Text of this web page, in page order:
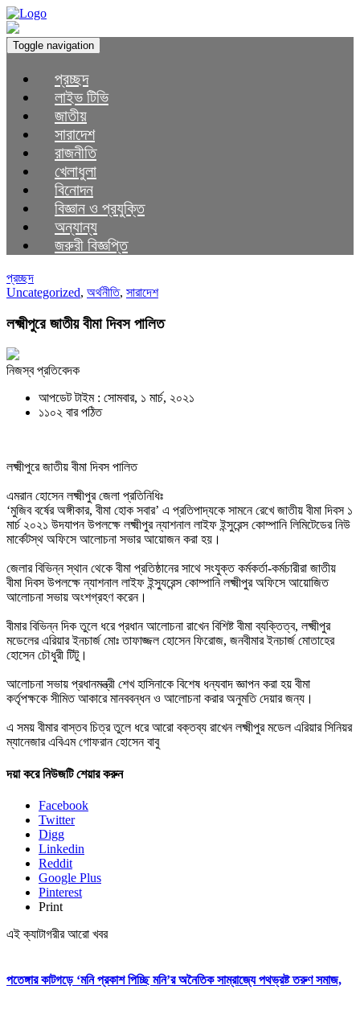
Toggle navigation
প্রচ্ছদ
লাইভ টিভি
জাতীয়
সারাদেশ
রাজনীতি
খেলাধুলা
বিনোদন
বিজ্ঞান ও প্রযুক্তি
অন্যান্য
জরুরী বিজ্ঞপ্তি
প্রচ্ছদ
Uncategorized, অর্থনীতি, সারাদেশ
লক্ষ্মীপুরে জাতীয় বীমা দিবস পালিত
নিজস্ব প্রতিবেদক
আপডেট টাইম : সোমবার, ১ মার্চ, ২০২১
১১০২ বার পঠিত
লক্ষ্মীপুরে জাতীয় বীমা দিবস পালিত
এমরান হোসেন লক্ষ্মীপুর জেলা প্রতিনিধিঃ
‘মুজিব বর্ষের অঙ্গীকার, বীমা হোক সবার’ এ প্রতিপাদ্যকে সামনে রেখে জাতীয় বীমা দিবস ১
মার্চ ২০২১ উদযাপন উপলক্ষে লক্ষ্মীপুর ন্যাশনাল লাইফ ইন্সুরেন্স কোম্পানি লিমিটেডের নিউ
মার্কেটস্থ অফিসে আলোচনা সভার আয়োজন করা হয়।
জেলার বিভিন্ন স্থান থেকে বীমা প্রতিষ্ঠানের সাথে সংযুক্ত কর্মকর্তা-কর্মচারীরা জাতীয়
বীমা দিবস উপলক্ষে ন্যাশনাল লাইফ ইন্স্যুরেন্স কোম্পানি লক্ষ্মীপুর অফিসে আয়োজিত
আলোচনা সভায় অংশগ্রহণ করেন।
বীমার বিভিন্ন দিক তুলে ধরে প্রধান আলোচনা রাখেন বিশিষ্ট বীমা ব্যক্তিত্ব, লক্ষ্মীপুর
মডেলের এরিয়ার ইনচার্জ মোঃ তাফাজ্জল হোসেন ফিরোজ, জনবীমার ইনচার্জ মোতাহের
হোসেন চৌধুরী টিটু।
আলোচনা সভায় প্রধানমন্ত্রী শেখ হাসিনাকে বিশেষ ধন্যবাদ জ্ঞাপন করা হয় বীমা
কর্তৃপক্ষকে সীমিত আকারে মানববন্ধন ও আলোচনা করার অনুমতি দেয়ার জন্য।
এ সময় বীমার বাস্তব চিত্র তুলে ধরে আরো বক্তব্য রাখেন লক্ষ্মীপুর মডেল এরিয়ার সিনিয়র
ম্যানেজার এবিএম গোফরান হোসেন বাবু
দয়া করে নিউজটি শেয়ার করুন
Facebook
Twitter
Digg
Linkedin
Reddit
Google Plus
Pinterest
Print
এই ক্যাটাগরীর আরো খবর
পতেঙ্গার কাটগড়ে ‘মনি প্রকাশ পিচ্ছি মনি’র অনৈতিক সাম্রাজ্যে পথভ্রষ্ট তরুণ সমাজ,